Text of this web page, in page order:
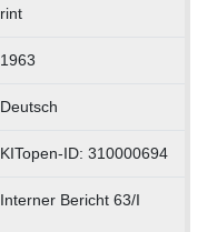
rint
1963
Deutsch
KITopen-ID: 310000694
Interner Bericht 63/I